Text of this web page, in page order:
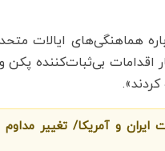
هماهنگی‌های ایالات
بی‌ثبات‌کننده پکن و
ایران و آمریکا/ تغییر